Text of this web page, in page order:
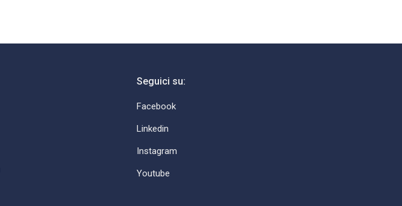
Seguici su:
Facebook
Linkedin
Instagram
Youtube